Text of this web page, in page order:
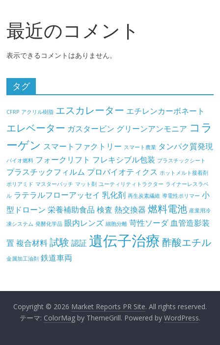
最近のコメント
表示できるコメントはありません。
タグ
CFRP アクリル樹脂 エスカレーター エチレンカーボネート
エレベーター ガスタービン グリーンアンモニア コラ
ーゲン スマートファクトリー スマート農業 タンパク質発現
バイオ燃料 フォークリフト フレキシブル包装 プラスチックシート
プラスチックフィルム プロバイオティクス ホットメルト接着剤
ポリアミド マスターバッチ マット剤 ユーティリティトラクター ライナーレスラベ
ル ラテラルフローアッセイ 乳化剤 再生炭素繊維 導電性ポリマー 小
型ドローン 栄養補助食品 検査 熱交換器 燃料電池 産業用冷
凍システム 発酵化学品 眼内レンズ 細胞分離 苛性ソーダ 血管造影装
置 複合材料 試験 認証 遺伝子治療 酢酸エチル
金属加工油剤 鉄道車両
Copyright © 2026 Market Reports PR Site. All rights reserved.
テーマ: ColorMagby ThemeGrill. Powered by WordPress.